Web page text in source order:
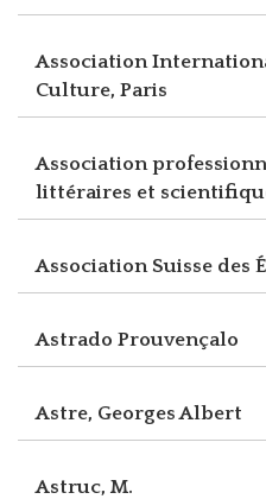
Association
Culture, Paris
Association
littéraires et
Association Suisse des
Astrado Prouvençalo
Astre, Georges Albert
Astruc, M.